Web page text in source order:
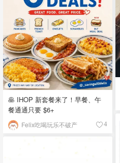
🥞 IHOP 新套餐来了！早餐、午
餐通通只要 $6+
Felix吃喝玩乐不破产 4